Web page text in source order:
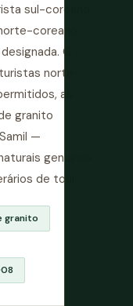
sul-coreano
coreano
O
norte-
as
granito
—
genuínos
de tour.
granito